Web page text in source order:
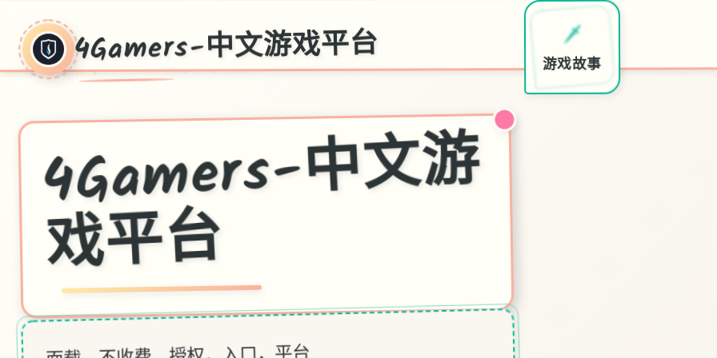
4Gamers-中文游戏平台 🗡️
游戏故事 画面欣赏
4Ga
mers-
中
文
游
戏
平
台
面载，不收费，授权，入口，平台